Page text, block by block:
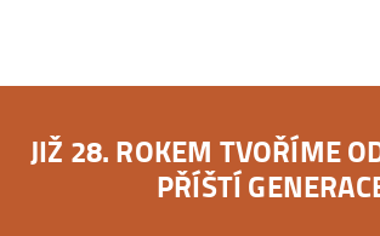
JIŽ 28. ROKEM TVOŘÍME
PŘÍŠTÍ